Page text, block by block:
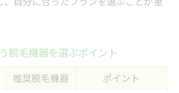
脱毛機器を選ぶポイント
推奨脱毛機器
ポイント